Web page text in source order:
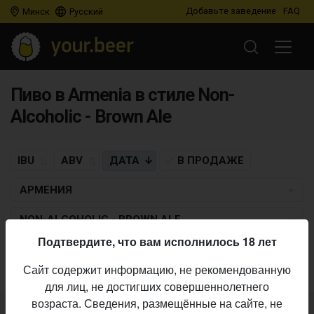
Минск Русский Добавьте заведение FAQ
Пиво в Armenia в стиле Non-
Alcoholic - Brown Ale
IBU ABV ДАТА В ПРОДАЖЕ
АРМЕНИЯ
NON-ALCOHOLIC - BROWN ALE
Пиво по заданным критериям не найдено
Подтвердите, что вам исполнилось 18 лет
Сайт содержит информацию, не рекомендованную
для лиц, не достигших совершеннолетнего
возраста. Сведения, размещённые на сайте, не